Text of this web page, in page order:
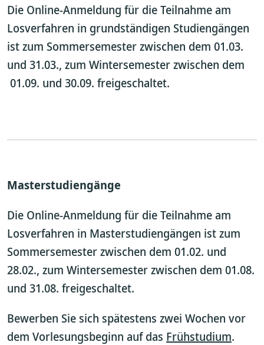
Die Online-Anmeldung für die Teilnahme am
Losverfahren in grundständigen Studiengängen
ist zum Sommersemester zwischen dem 01.03.
und 31.03., zum Wintersemester zwischen dem
01.09. und 30.09. freigeschaltet.
Masterstudiengänge
Die Online-Anmeldung für die Teilnahme am
Losverfahren in Masterstudiengängen ist zum
Sommersemester zwischen dem 01.02. und
28.02., zum Wintersemester zwischen dem 01.08.
und 31.08. freigeschaltet.
Bewerben Sie sich spätestens zwei Wochen vor
dem Vorlesungsbeginn auf das Frühstudium.